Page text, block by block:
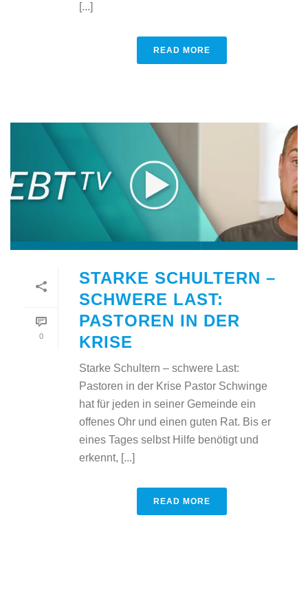
[...]
READ MORE
0
STARKE SCHULTERN –
SCHWERE LAST:
PASTOREN IN DER
KRISE
Starke Schultern – schwere Last:
Pastoren in der Krise Pastor Schwinge
hat für jeden in seiner Gemeinde ein
offenes Ohr und einen guten Rat. Bis er
eines Tages selbst Hilfe benötigt und
erkennt, [...]
READ MORE